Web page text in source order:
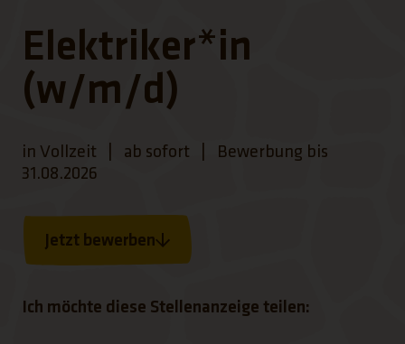
Elektriker*in
(w/m/d)
in Vollzeit ab sofort
Bewerbung bis
31.08.2026
Jetzt bewerben
Ich möchte diese Stellenanzeige teilen: